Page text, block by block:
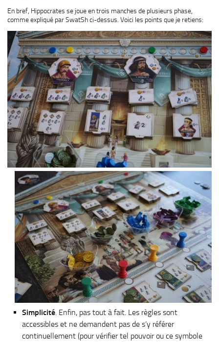
En bref, Hippocrates se joue en trois manches de plusieurs phase,
comme expliqué par SwatSh ci-dessus. Voici les points que je retiens:
Simplicité. Enfin, pas tout à fait. Les règles sont
accessibles et ne demandent pas de s’y référer
continuellement (pour vérifier tel pouvoir ou ce symbole